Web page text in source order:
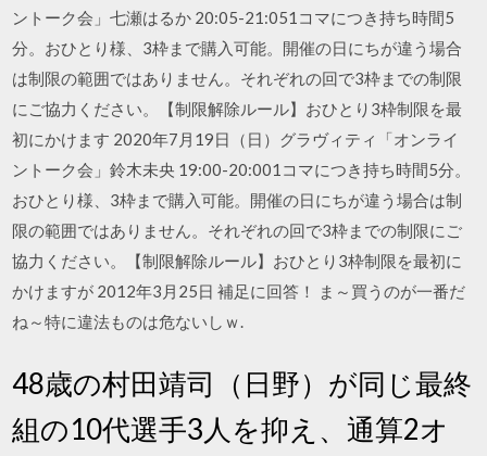
ントーク会」七瀬はるか 20:05-21:051コマにつき持ち時間5
分。おひとり様、3枠まで購入可能。開催の日にちが違う場合
は制限の範囲ではありません。それぞれの回で3枠までの制限
にご協力ください。【制限解除ルール】おひとり3枠制限を最
初にかけます 2020年7月19日（日）グラヴィティ「オンライ
ントーク会」鈴木未央 19:00-20:001コマにつき持ち時間5分。
おひとり様、3枠まで購入可能。開催の日にちが違う場合は制
限の範囲ではありません。それぞれの回で3枠までの制限にご
協力ください。【制限解除ルール】おひとり3枠制限を最初に
かけますが 2012年3月25日 補足に回答！ ま～買うのが一番だ
ね～特に違法ものは危ないしｗ.
48歳の村田靖司（日野）が同じ最終
組の10代選手3人を抑え、通算2オ